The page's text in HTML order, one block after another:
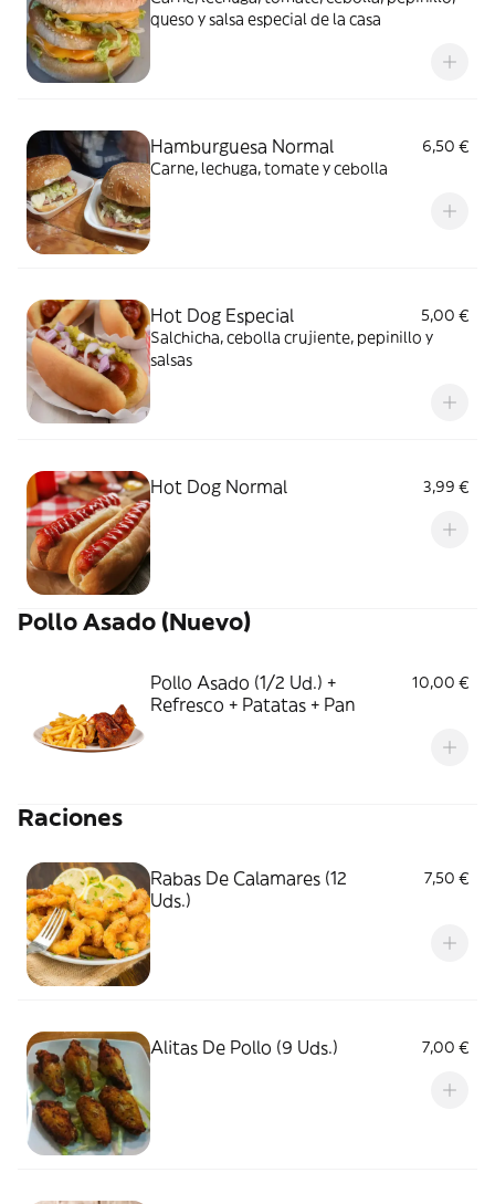
queso y salsa especial de la casa
Hamburguesa Normal
6,50 €
Carne, lechuga, tomate y cebolla
Hot Dog Especial
5,00 €
Salchicha, cebolla crujiente, pepinillo y
salsas
Hot Dog Normal 3,99 €
Pollo Asado (Nuevo)
Pollo Asado (1/2 Ud.) +
Refresco + Patatas + Pan
10,00 €
Raciones
Rabas De Calamares (12
Uds.)
7,50 €
Alitas De Pollo (9 Uds.) 7,00 €